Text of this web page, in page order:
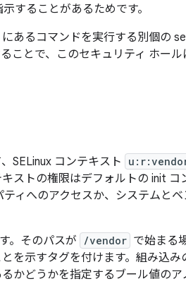
することがあるためです。
にあるコマンドを実行する別個の
ことで、このセキュリティ ホー
SELinux コンテキスト
ストの権限はデフォルトの init コ
ィへのアクセスか、システムと
。そのパスが
/vendor で始まる
を示すタグを付けます。組み込み
かどうかを指定するブール値の